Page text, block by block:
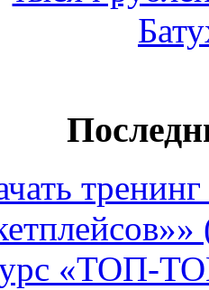
«ТОП-